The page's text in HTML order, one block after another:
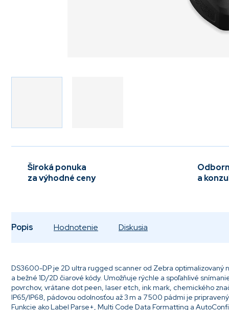
Široká ponuka
za výhodné ceny
a
Popis Hodnotenie Diskusia
DS3600-DP je 2D ultra rugged scanner od Zebra optimalizovaný
a bežné 1D/2D čiarové kódy. Umožňuje rýchle a spoľahlivé
povrchov, vrátane dot peen, laser etch, ink mark, chemického
IP65/IP68, pádovou odolnosťou až 3 m a 7 500 pádmi je
Funkcie ako Label Parse+, Multi Code Data Formatting a